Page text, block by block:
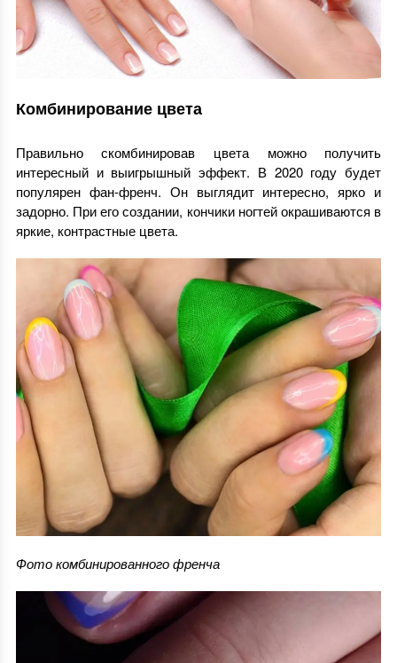
Комбинирование цвета
Правильно скомбинировав цвета можно получить
интересный и выигрышный эффект. В 2020 году будет
популярен фан-френч. Он выглядит интересно, ярко и
задорно. При его создании, кончики ногтей окрашиваются в
яркие, контрастные цвета.
Фото комбинированного френча